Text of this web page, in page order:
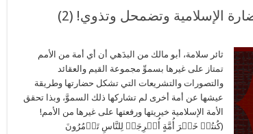
الإسلامية وتضمحل وتذوي! (2)
ثائر سلامة، أبو مالك من البدَهي أن أي أمة من الأمم
تمتاز على غيرها بسموِّ مجموعة القيم والعقائد
والتصورات والتشريعات التي تشكل حضارتها وطريقة
عيشها عن أمة أخرى لم تشاركها ذلك السموَّ، وبذا تحقق
الأمة الإسلامية خيريتها ورفعتها على غيرها من الأمم!
(كُنتُمۡ خَيۡرَ أُمَّةٍ أُخۡرِجَتۡ لِلنَّاسِ تَأۡمُرُونَ